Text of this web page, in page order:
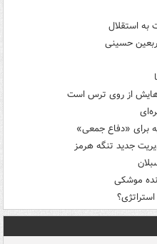
به استقلال
حسینی
از روی ترس است
برای «دفاع جمعی»
جدید تنگه هرمز
موشکی